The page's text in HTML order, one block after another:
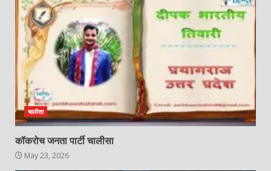
चालीसा
कॉकरोच जनता पार्टी चालीसा
May 23, 2026